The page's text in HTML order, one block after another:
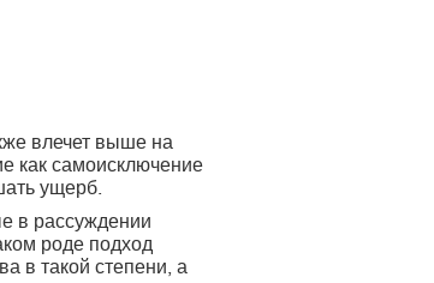
влечет выше на
как самоисключение
ущерб.
в рассуждении
роде подход
в такой степени, а